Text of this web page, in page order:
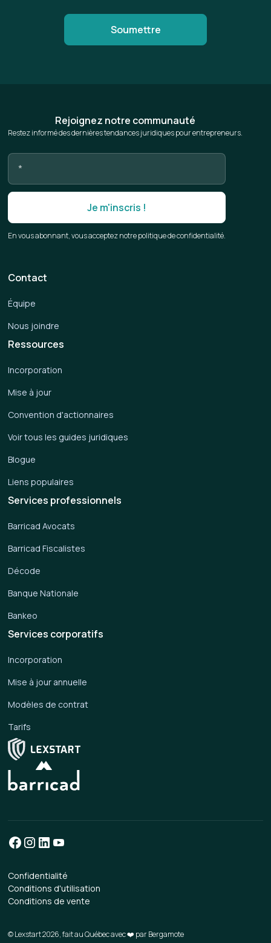
Rejoignez notre communauté
Restez informé des dernières tendances juridiques pour entrepreneurs.
En vous abonnant, vous acceptez notre politique de confidentialité.
Services corporatifs
Incorporation
Mise à jour annuelle
Modèles de contrat
Tarifs
Services professionnels
Barricad Avocats
Barricad Fiscalistes
Décode
Banque Nationale
Bankeo
Ressources
Incorporation
Mise à jour
Convention d'actionnaires
Voir tous les guides juridiques
Blogue
Liens populaires
Contact
Équipe
Nous joindre
Confidentialité
Conditions d'utilisation
Conditions de vente
© Lexstart 2026, fait au Québec avec ❤️ parBergamote